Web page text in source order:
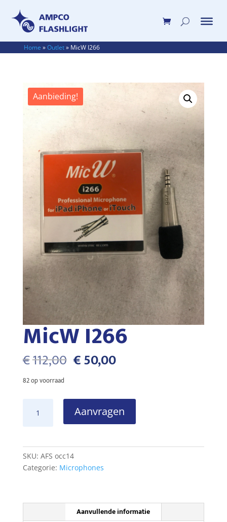
Home »Outlet» MicW I266
Aanbieding!
MicW I266
€112,00 Oorspronkelijke
prijs
€112,00.
€50,00Huidige
€50,00.
82 op voorraad
I266
Aanvragen
SKU: AFS occ14
Categorie: Microphones
Aanvullende informatie